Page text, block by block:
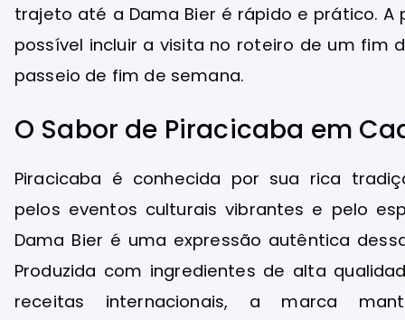
trajeto até a Dama Bier é rápido e prático. A
possível incluir a visita no roteiro de um fim
passeio de fim de semana.
O Sabor de Piracicaba em
Piracicaba é conhecida por sua rica
pelos eventos culturais vibrantes e pelo
Dama Bier é uma expressão autêntica
Produzida com ingredientes de alta
receitas internacionais, a marca